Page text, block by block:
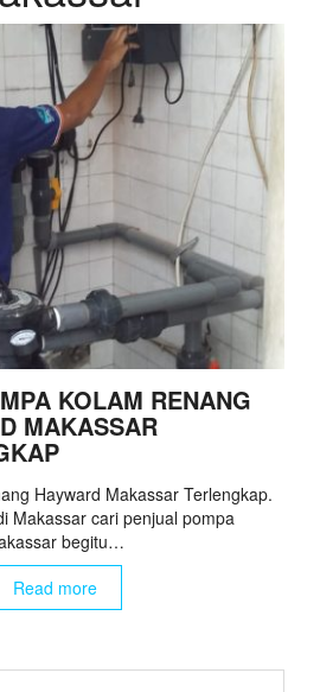
KOLAM RENANG
MAKASSAR
Hayward Makassar Terlengkap.
Makassar cari penjual pompa
begitu…
Read more